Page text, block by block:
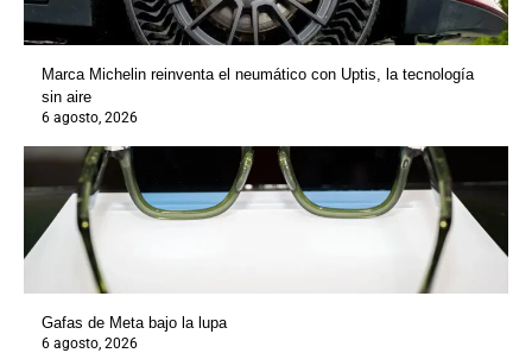
Marca Michelin reinventa el neumático con Uptis, la tecnología
sin aire
6 agosto, 2026
Gafas de Meta bajo la lupa
6 agosto, 2026